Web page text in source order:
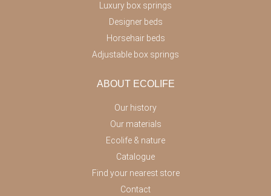
Luxury box springs
Designer beds
Horsehair beds
Adjustable box springs
ABOUT ECOLIFE
Our history
Our materials
Ecolife & nature
Catalogue
Find your nearest store
Contact